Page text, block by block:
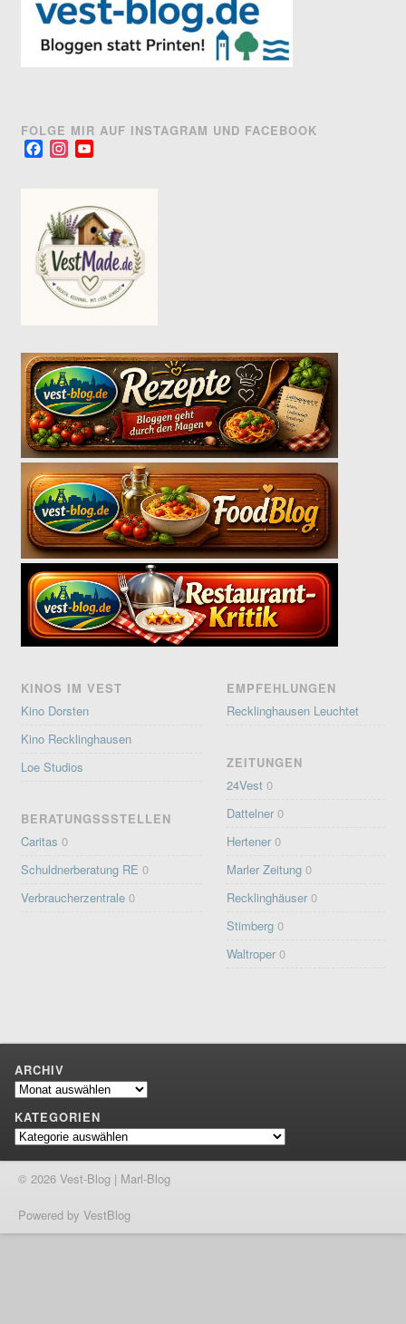
FOLGE MIR AUF INSTAGRAM UND FACEBOOK
FacebookInstagram
KINOS IM VEST
Kino Dorsten
Kino Recklinghausen
Loe Studios
BERATUNGSSSTELLEN
Caritas 0
Schuldnerberatung RE 0
Verbraucherzentrale 0
EMPFEHLUNGEN
Recklinghausen Leuchtet
ZEITUNGEN
24Vest 0
Dattelner 0
Hertener 0
Marler Zeitung 0
Recklinghäuser 0
Stimberg 0
Waltroper 0
ARCHIV
Archiv
KATEGORIEN
Kategorien
© 2026 Vest-Blog | Marl-Blog
Powered by VestBlog